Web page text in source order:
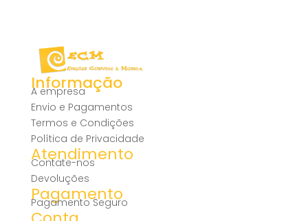
Informação
A empresa
Envio e Pagamentos
Termos e Condições
Política de Privacidade
Atendimento
Contate-nos
Devoluções
Pagamento
Pagamento Seguro